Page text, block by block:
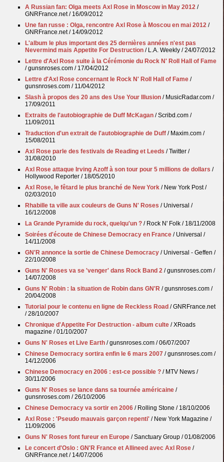
A Russian fan: Olga meets Axl Rose in Moscow in May 2012 /
GNRFrance.net / 16/09/2012
Une fan russe : Olga, rencontre Axl Rose à Moscou en mai 2012 /
GNRFrance.net / 14/09/2012
L'album le plus important des 25 dernières années n'est pas
Nevermind mais Appetite For Destruction / L.A. Weekly / 24/07/2012
Lettre d'Axl Rose suite à la Cérémonie du Rock N' Roll Hall of Fame
/ gunsnroses.com / 17/04/2012
Lettre d'Axl Rose concernant le Rock N' Roll Hall of Fame /
gunsnroses.com / 11/04/2012
Slash à propos des 20 ans des Use Your Illusion / MusicRadar.com /
17/09/2011
Extraits de l'autobiographie de Duff McKagan / Scribd.com /
11/09/2011
Traduction d'un extrait de l'autobiographie de Duff / Maxim.com /
15/08/2011
Axl Rose parle des festivals de Reading et Leeds / Twitter /
31/08/2010
Axl Rose attaque Irving Azoff à son tour pour 5 millions de dollars /
Hollywood Reporter / 18/05/2010
Axl Rose, le fêtard le plus branché de New York / New York Post /
02/03/2010
Rhabille ta ville aux couleurs de Guns N' Roses / Universal /
16/12/2008
La Grande Pyramide du rock, quelqu'un ? / Rock N' Folk / 18/11/2008
Soirées d'écoute de Chinese Democracy en France / Universal /
14/11/2008
GN'R annonce la sortie de Chinese Democracy / Universal - Geffen /
22/10/2008
Guns N' Roses va se 'venger' dans Rock Band 2 / gunsnroses.com /
14/07/2008
Guns N' Robin : la situation de Robin dans GN'R / gunsnroses.com /
20/04/2008
Tutorial pour le contenu en ligne de Reckless Road / GNRFrance.net
/ 28/10/2007
Chronique d'Appetite For Destruction - album culte / XRoads
magazine / 01/10/2007
Guns N' Roses et Live Earth / gunsnroses.com / 06/07/2007
Chinese Democracy sortira enfin le 6 mars 2007 / gunsnroses.com /
14/12/2006
Chinese Democracy en 2006 : est-ce possible ? / MTV News /
30/11/2006
Guns N' Roses se lance dans sa tournée américaine /
gunsnroses.com / 26/10/2006
Chinese Democracy va sortir en 2006 / Rolling Stone / 18/10/2006
Axl Rose : 'Pseudo mauvais garçon repenti' / New York Magazine /
11/09/2006
Guns N' Roses font fureur en Europe / Sanctuary Group / 01/08/2006
Le concert d'Oslo : GN'R France et Allineed avec Axl Rose /
GNRFrance.net / 14/07/2006